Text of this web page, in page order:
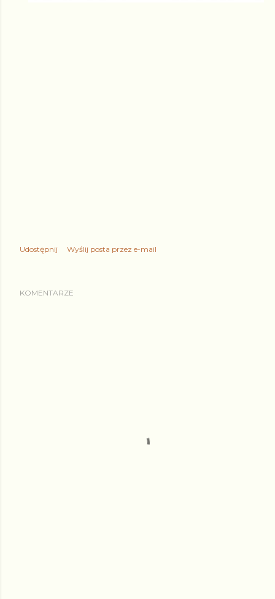
Udostępnij Wyślij posta przez e-mail
KOMENTARZE